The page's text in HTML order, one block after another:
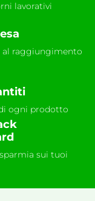
lavorativi
raggiungimento
ogni prodotto
sui tuoi